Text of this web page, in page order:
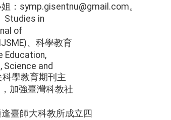
：symp.gisentnu@gmail.com。
Studies in
of
、科學教育
Education,
Science and
科學教育期刊主
加強臺灣科教社
臺師大科教所成立四